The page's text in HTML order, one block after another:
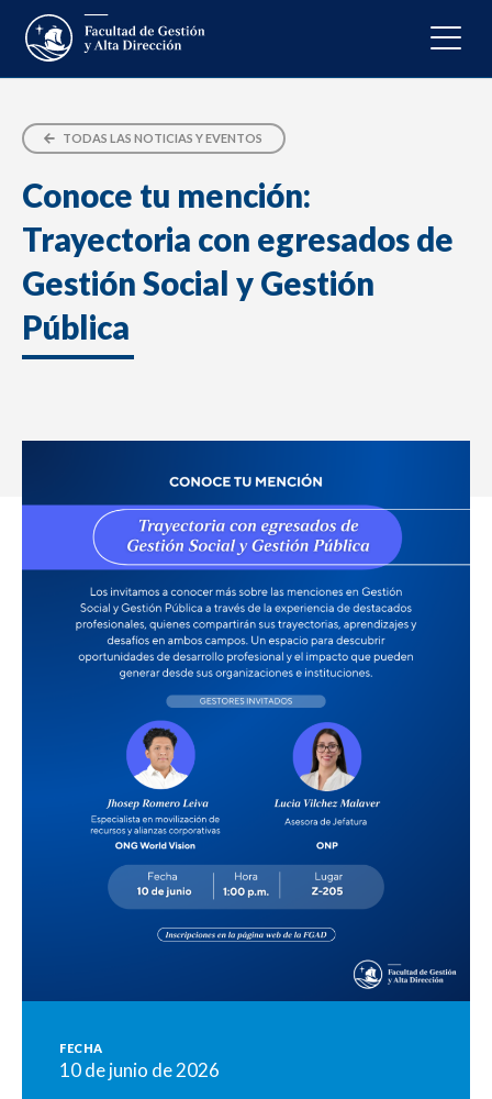
TODAS LAS NOTICIAS Y EVENTOS
Conoce tu mención:
Trayectoria con egresados de
Gestión Social y Gestión
Pública
FECHA
10 de junio de 2026